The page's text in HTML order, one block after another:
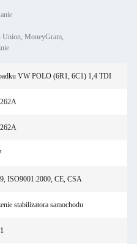
Union, MoneyGram,
VW POLO (6R1, 6C1) 1,4 TDI
ISO9001:2000, CE, CSA
stabilizatora samochodu